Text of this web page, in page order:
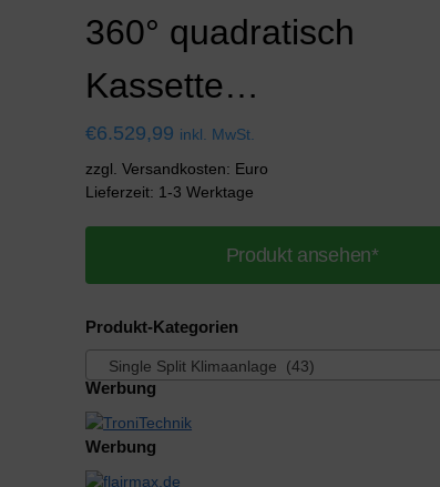
360° quadratisch
Kassette…
€6.529,99 inkl. MwSt.
zzgl. Versandkosten: Euro
Lieferzeit: 1-3 Werktage
Produkt ansehen*
Produkt-Kategorien
Single Split Klimaanlage (43)
Werbung
Werbung